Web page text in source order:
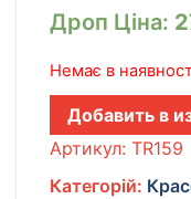
Дроп Ціна:
Немає в
Добавить в
Артикул: TR159
Категорій: